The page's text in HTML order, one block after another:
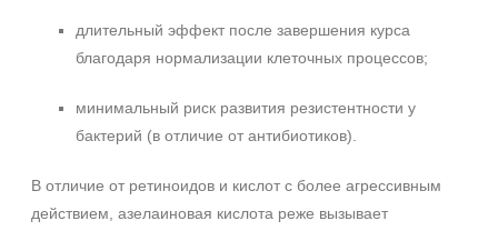
длительный эффект после завершения курса
благодаря нормализации клеточных процессов;
минимальный риск развития резистентности у
бактерий (в отличие от антибиотиков).
В отличие от ретиноидов и кислот с более агрессивным
действием, азелаиновая кислота реже вызывает